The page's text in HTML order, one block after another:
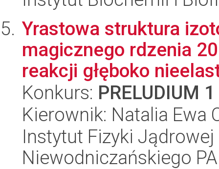
Yrastowa struktura
magicznego rdzenia
reakcji głęboko
Konkurs: PRELUDIUM 1
Kierownik: Natalia Ewa
Instytut Fizyki
Niewodniczańskiego